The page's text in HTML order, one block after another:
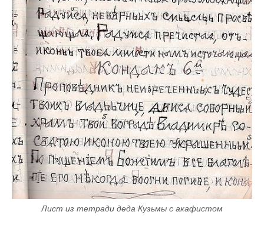
Лист из тетради деда Кузьмы с акафистом